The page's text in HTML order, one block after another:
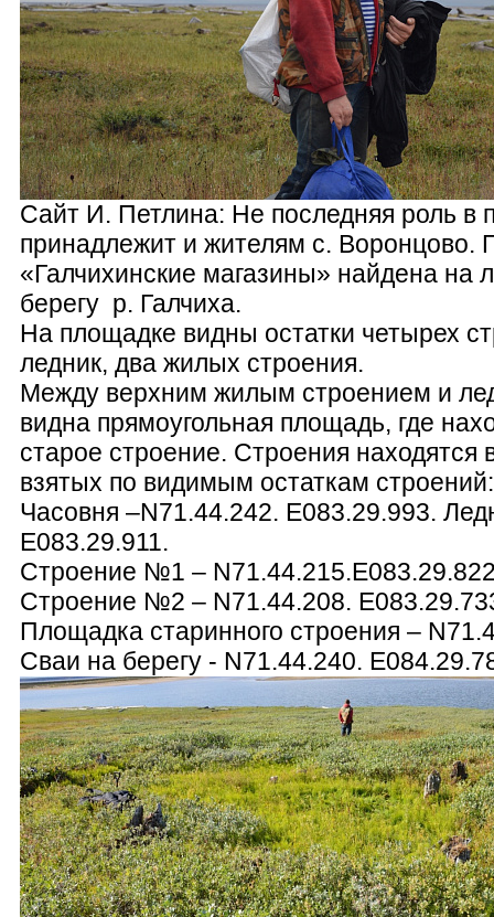
Сайт И. Петлина: Не последняя роль в
принадлежит и жителям с. Воронцово.
«Галчихинские магазины» найдена на
берегу р. Галчиха.
На площадке видны остатки четырех
ледник, два жилых строения.
Между верхним жилым строением и
видна прямоугольная площадь, где
старое строение. Строения находятся
взятых по видимым остаткам строений:
Часовня –N71.44.242. E083.29.993.
E083.29.911.
Строение №1 –
Строение №2 – N71.44.208.
Площадка старинного строения –
Сваи на берегу - N71.44.240.